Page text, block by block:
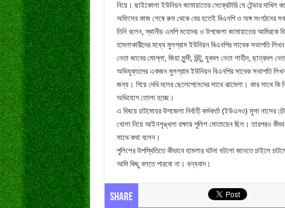
নিয়ে। ছাইকোলা ইউনিয়ন জামায়াতের সেক্রেটারি যে টেন্ডার
অফিসের কাজ শেষে রুম থেকে বের হতেই বিএনপি ও অঙ্গ সংগঠনের
তিনি বলেন, স্থানীয় এমপি মহোদয় ও উপজেলা জামায়াতের আমিরকে
হামলাকারীদের মধ্যে মুলগ্রাম ইউনিয়ন বিএনপির সাবেক সভাপতি
নেতা জাবের মোল্লা, জিয়া মুন্সী, রিন্টু, যুবদল নেতা শাহীন, ছাত্রদল
অভিযুক্তদের একজন মুলগ্রাম ইউনিয়ন বিএনপির সাবেক সভাপতি
জন্য। গিয়ে দেখি দলের ছেলেপেলেদের সাথে ঝামেলা। কার সাথে
অভিযোগ তোলা হচ্ছে।
এ বিষয়ে চাটমোহর উপজেলা নির্বাহী কর্মকর্তা (ইউএনও) মুসা
খোলা নিয়ে আইনশৃঙ্খলা রক্ষায় পুলিশ মোতায়েন ছিল। তারপরও
সাথে কথা বলেন।
পুলিশের উপস্থিতিতে কীভাবে হামলার ঘটনা ঘটলো জানতে চাইলে
আমি কিছু বলতে পারবো না। ধন্যবাদ।
Share